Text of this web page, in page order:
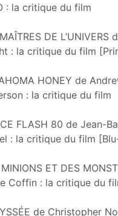
: la critique du film
DE L’UNIVERS
: la critique du film
HONEY de
: la critique du film
FLASH 80 de Jean-
: la critique du film
ET DES
Coffin : la critique du
de Christopher